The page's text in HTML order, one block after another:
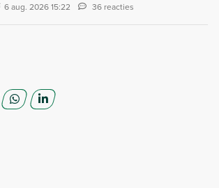
6 aug. 2026 15:22 36 reacties